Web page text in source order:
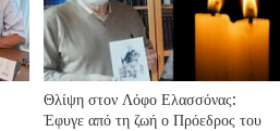
Θλίψη στον Λόφο Ελασσόνας:
Έφυγε από τη ζωή ο Πρόεδρος του